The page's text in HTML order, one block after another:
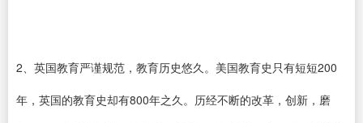
2、英国教育严谨规范，教育历史悠久。美国教育史只有短短200
年，英国的教育史却有800年之久。历经不断的改革，创新，磨